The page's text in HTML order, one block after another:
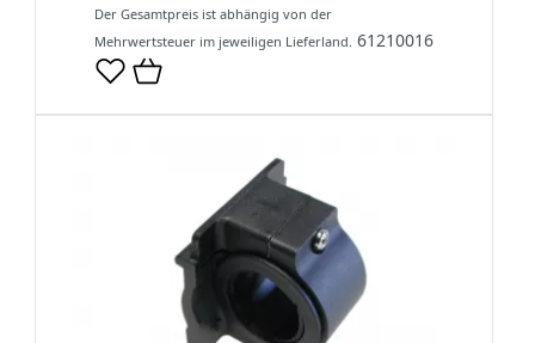
Der Gesamtpreis ist abhängig von der
Mehrwertsteuer im jeweiligen Lieferland. 61210016